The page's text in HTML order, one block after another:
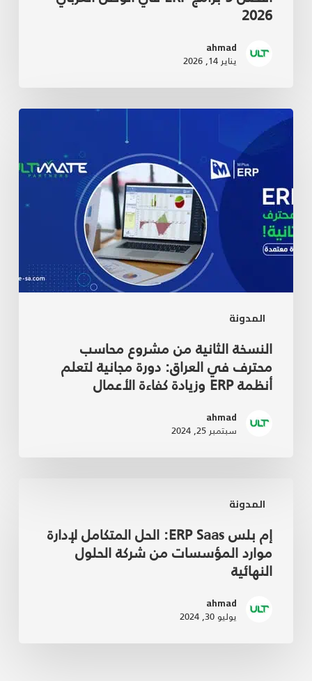
2026
ahmad
يناير 14, 2026
المدونة
النسخة الثانية من مشروع محاسب
محترف في العراق: دورة مجانية لتعلم
أنظمة ERP وزيادة كفاءة الأعمال
ahmad
سبتمبر 25, 2024
المدونة
إم بلس ERP Saas: الحل المتكامل لإدارة
موارد المؤسسات من شركة الحلول
النهائية
ahmad
يوليو 30, 2024